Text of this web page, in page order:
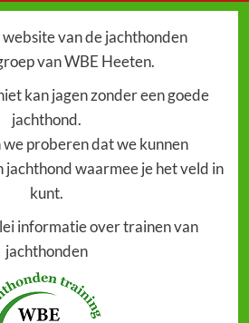
van de jachthonden
van WBE Heeten.
kan jagen zonder een goede
jachthond.
proberen dat we kunnen
jachthond waarmee je het veld in
kunt.
informatie over trainen van
jachthonden